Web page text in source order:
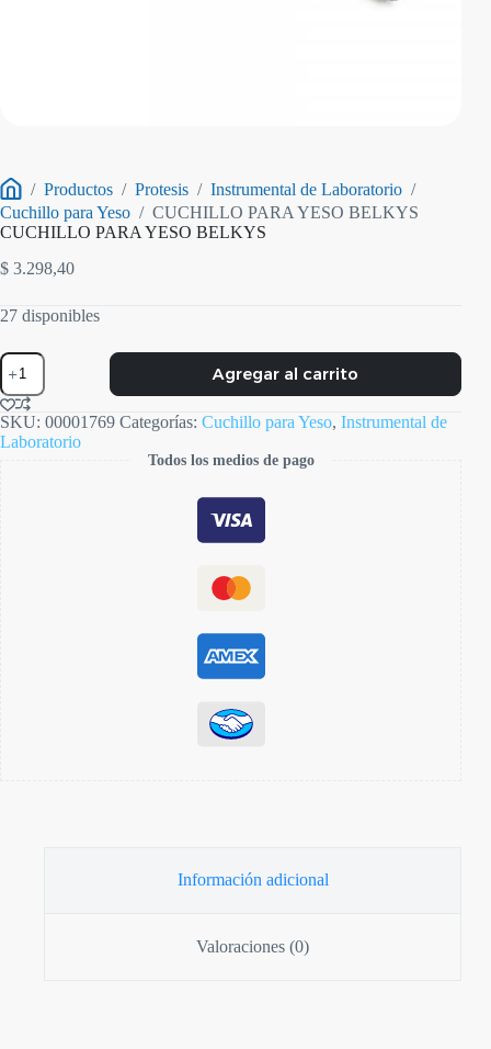
Inicio
/ Productos / Protesis / Instrumental de Laboratorio /
Cuchillo para Yeso / CUCHILLO PARA YESO BELKYS
CUCHILLO PARA YESO BELKYS
$ 3.298,40
27 disponibles
CUCHILLO
PARA
YESO
BELKYS
cantidad
Agregar al carrito
SKU: 00001769 Categorías: Cuchillo para Yeso, Instrumental de
Laboratorio
Todos los medios de pago
Información adicional
Valoraciones (0)